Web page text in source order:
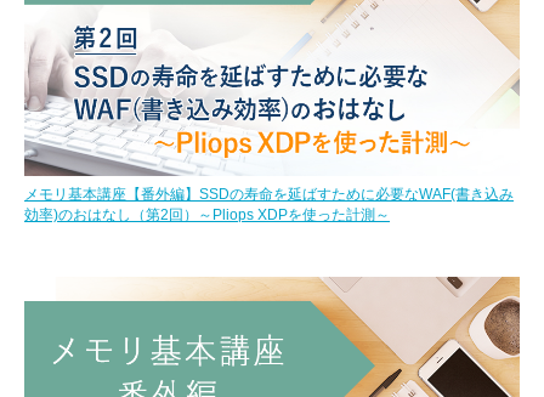
メモリ基本講座【番外編】SSDの寿命を延ばすために必要なWAF(書き込み
効率)のおはなし（第2回）～Pliops XDPを使った計測～